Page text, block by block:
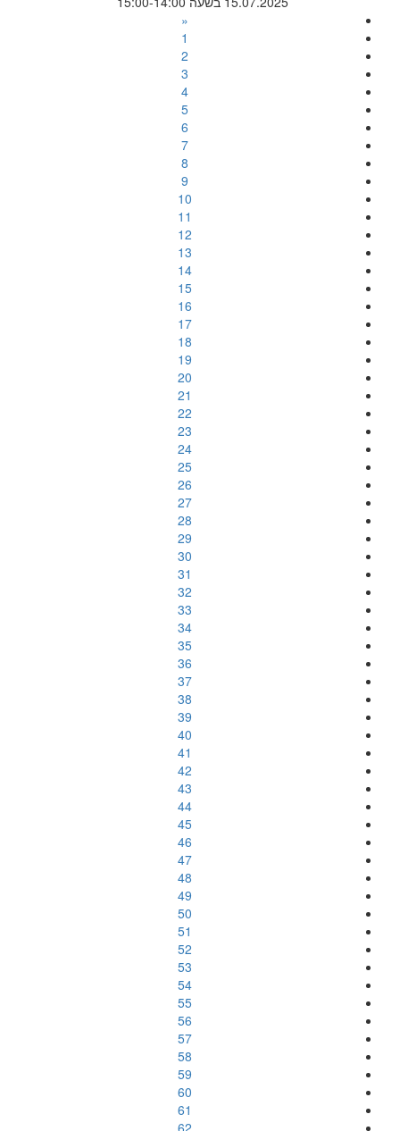
«
1
2
3
4
5
6
7
8
9
10
11
12
13
14
15
16
17
18
19
20
21
22
23
24
25
26
27
28
29
30
31
32
33
34
35
36
37
38
39
40
41
42
43
44
45
46
47
48
49
50
51
52
53
54
55
56
57
58
59
60
61
62